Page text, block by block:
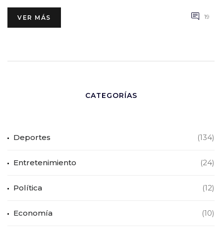
VER MÁS 19
CATEGORÍAS
Deportes (134)
Entretenimiento (24)
Política (12)
Economía (10)